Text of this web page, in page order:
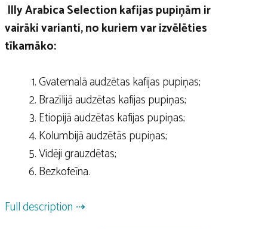
Illy Arabica Selection kafijas pupiņām ir
vairāki varianti, no kuriem var izvēlēties
tīkamāko:
Gvatemalā audzētas kafijas pupiņas;
Brazīlijā audzētas kafijas pupiņas;
Etiopijā audzētas kafijas pupiņas;
Kolumbijā audzētās pupiņas;
Vidēji grauzdētas;
Bezkofeīna.
Full description